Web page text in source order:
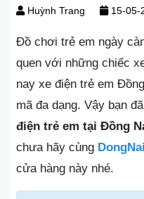
Huỳnh Trang 15-05-
Đồ chơi trẻ em ngày
quen với những chiếc
nay xe điện trẻ em
mã đa dạng. Vậy bạn
điện trẻ em tại Đồng
chưa hãy cùng
cửa hàng này nhé.